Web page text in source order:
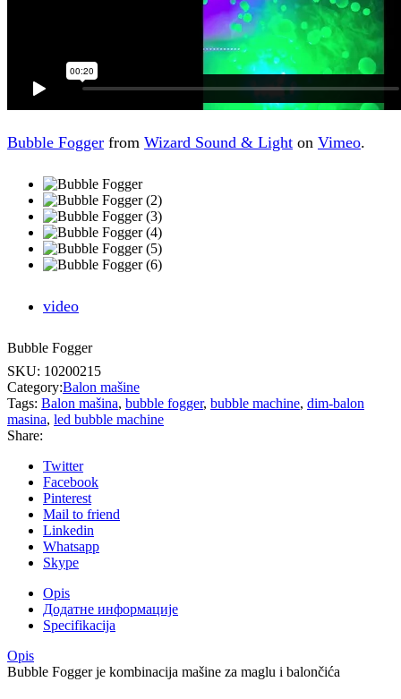
Bubble Fogger from Wizard Sound & Light on Vimeo.
video
Bubble Fogger
SKU: 10200215
Category:Balon mašine
Tags: Balon mašina, bubble fogger, bubble machine, dim-balon
masina, led bubble machine
Share:
Twitter
Facebook
Pinterest
Mail to friend
Linkedin
Whatsapp
Skype
Opis
Додатне информације
Specifikacija
Opis
Bubble Fogger je kombinacija mašine za maglu i balončića